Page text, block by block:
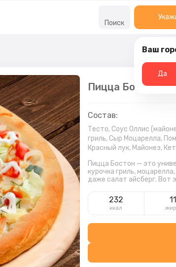
Поиск
Ваш
Да
Пицца Бостон
Состав:
Тесто, Соус Оллис
гриль, Сыр Моцарелла,
Красный лук, Майонез,
Пицца Бостон — это
курочка гриль,
даже салат айсберг. Вот
232
ккал
11